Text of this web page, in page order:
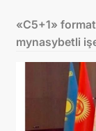
«C5+1»
mynasybetli